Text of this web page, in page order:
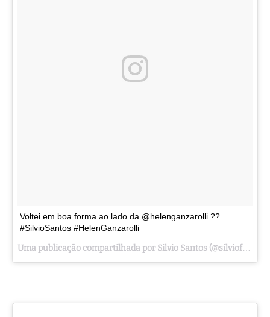
Voltei em boa forma ao lado da @helenganzarolli ??
#SilvioSantos #HelenGanzarolli
Uma publicação compartilhada por Silvio Santos (@silvioficial) em